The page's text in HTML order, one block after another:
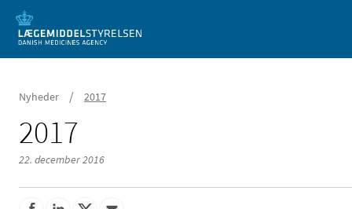
Mobil visning
Nyheder / 2017
2017
22. december 2016